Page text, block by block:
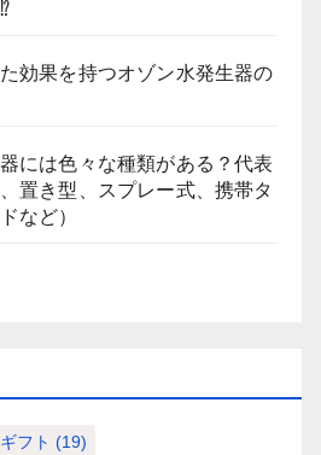
効果を持つオゾン水発生器の
には色々な種類がある？代表
置き型、スプレー式、携帯タ
など）
フト (19)